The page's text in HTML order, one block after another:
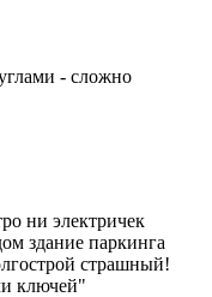
- сложно
ни электричек
здание паркинга
страшный!
ключей"